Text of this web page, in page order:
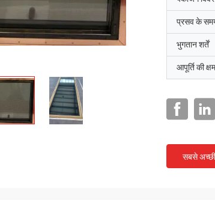
प्रसव के
भुगतान शर्तें
आपूर्ति की
सबसे